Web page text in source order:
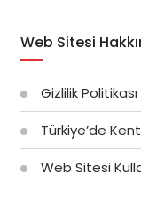
Web Sitesi
Gizlilik Politikası
Türkiye’de
Web Sitesi